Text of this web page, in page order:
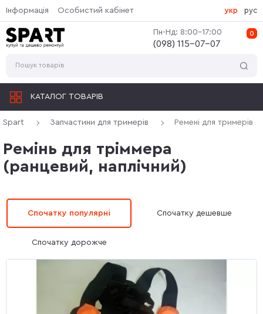
Інформація Особистий кабінет
0
Пн-Нд: 8:00-17:00
(‎098) 115-07-07
укр рус
КАТАЛОГ ТОВАРІВ
Spart Запчастини для тримерів Ремені для тримерів
Ремінь для тріммера
(ранцевий, наплічний)
Спочатку популярні Спочатку дешевше
Спочатку дорожче